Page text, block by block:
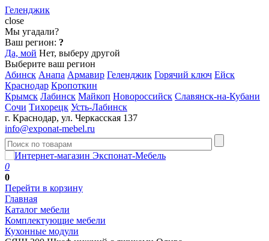
Геленджик
close
Мы угадали?
Ваш регион: ?
Да, мой Нет, выберу другой
Выберите ваш регион
Абинск Анапа Армавир Геленджик Горячий ключ Ейск
Краснодар Кропоткин
Крымск Лабинск Майкоп Новороссийск Славянск-на-Кубани
Сочи Тихорецк Усть-Лабинск
г. Краснодар, ул. Черкасская 137
info@exponat-mebel.ru
0
0
Перейти в корзину
Главная
Каталог мебели
Комплектующие мебели
Кухонные модули